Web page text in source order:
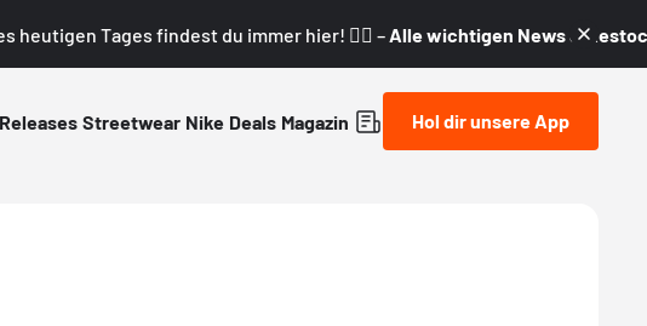
heutigen Tages findest du immer hier! 👇🏼 – Alle wichtigen News &
Releases Streetwear Nike Deals Magazin Hol dir unsere App